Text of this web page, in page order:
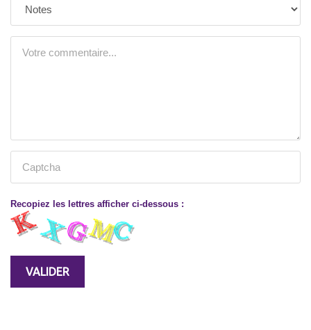
Recopiez les lettres afficher ci-dessous :